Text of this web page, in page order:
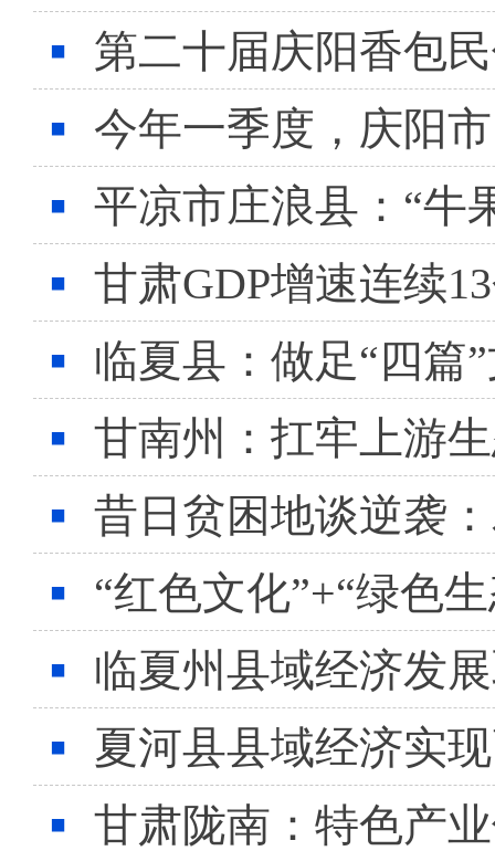
第二十届庆阳香包
今年一季度，庆阳
平凉市庄浪县：“牛
甘肃GDP增速连续
临夏县：做足“四篇
甘南州：扛牢上游
昔日贫困地谈逆袭
“红色文化”+“绿色
临夏州县域经济发
夏河县县域经济实
甘肃陇南：特色产